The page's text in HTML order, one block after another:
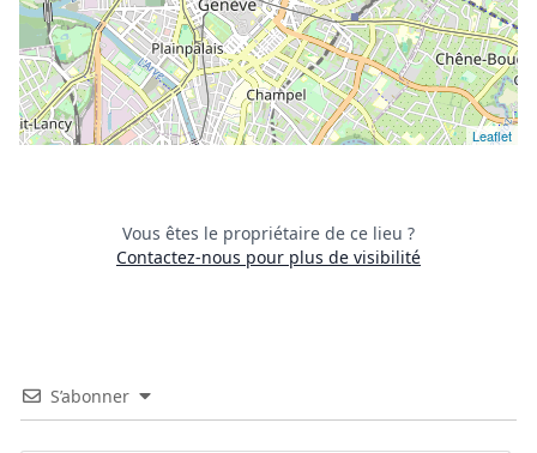
Leaflet
Vous êtes le propriétaire de ce lieu ?
Contactez-nous pour plus de visibilité
S’abonner